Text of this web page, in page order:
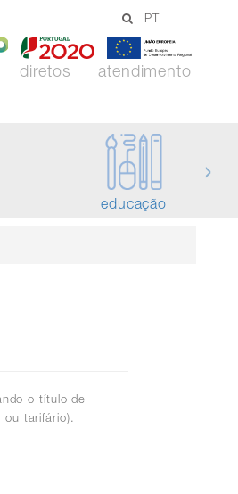
PT
Norte
2020
Portugal
2020
União
diretos atendimento
educação
›
o título de
tarifário).